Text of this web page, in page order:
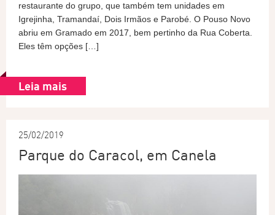
restaurante do grupo, que também tem unidades em
Igrejinha, Tramandaí, Dois Irmãos e Parobé. O Pouso Novo
abriu em Gramado em 2017, bem pertinho da Rua Coberta.
Eles têm opções […]
Leia mais
25/02/2019
Parque do Caracol, em Canela